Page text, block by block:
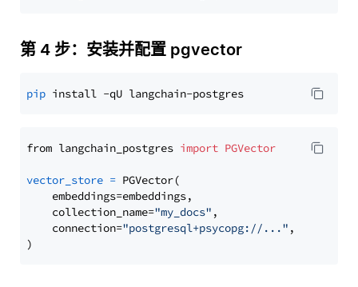
第 4 步：安装并配置 pgvector
pip
from langchain_postgres import PGVector
vector_store = PGVector(
    embeddings=embeddings,
    collection_name=
"my_docs" ,
    connection=
"postgresql+psycopg://..." ,